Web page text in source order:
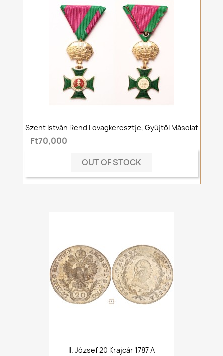
Szent István Rend Lovagkeresztje, Gyűjtői Másolat
Ft70,000
OUT OF STOCK
II. József 20 Krajcár 1787 A